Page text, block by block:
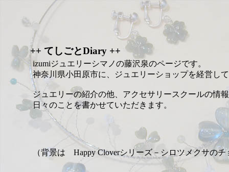
++ てしごとDiary ++
izumiジュエリーシマノの藤沢泉のページです。
神奈川県小田原市に、ジュエリーショップを経営し
ジュエリーの紹介の他、アクセサリースクールの情
日々のことを書かせていただきます。
（背景は Happy Cloverシリーズ－シロツメクサのチ